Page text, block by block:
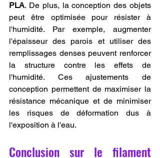
PLA. De plus, la conception des objets
peut être optimisée pour résister à
l'humidité. Par exemple, augmenter
l'épaisseur des parois et utiliser des
remplissages denses peuvent renforcer
la structure contre les effets de
l'humidité. Ces ajustements de
conception permettent de maximiser la
résistance mécanique et de minimiser
les risques de déformation dus à
l'exposition à l'eau.
Conclusion sur le filament